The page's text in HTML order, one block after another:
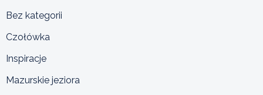
Bez kategorii
Czołówka
Inspiracje
Mazurskie jeziora